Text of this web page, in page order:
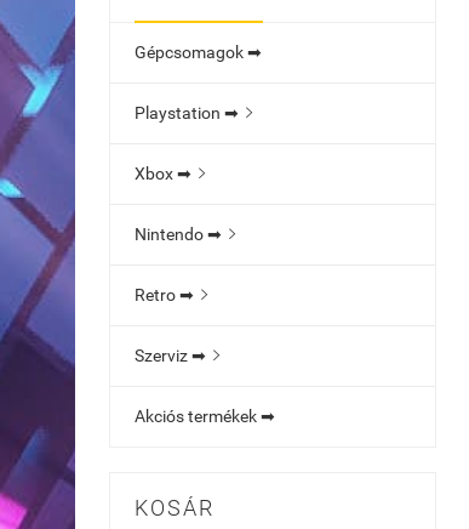
Gépcsomagok ➡
Playstation ➡ 
Xbox ➡ 
Nintendo ➡ 
Retro ➡ 
Szerviz ➡ 
Akciós termékek ➡
KOSÁR